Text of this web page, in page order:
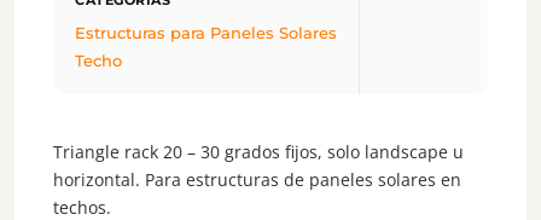
Estructuras para Paneles Solares
Techo
Triangle rack 20 – 30 grados fijos, solo landscape u
horizontal. Para estructuras de paneles solares en
techos.